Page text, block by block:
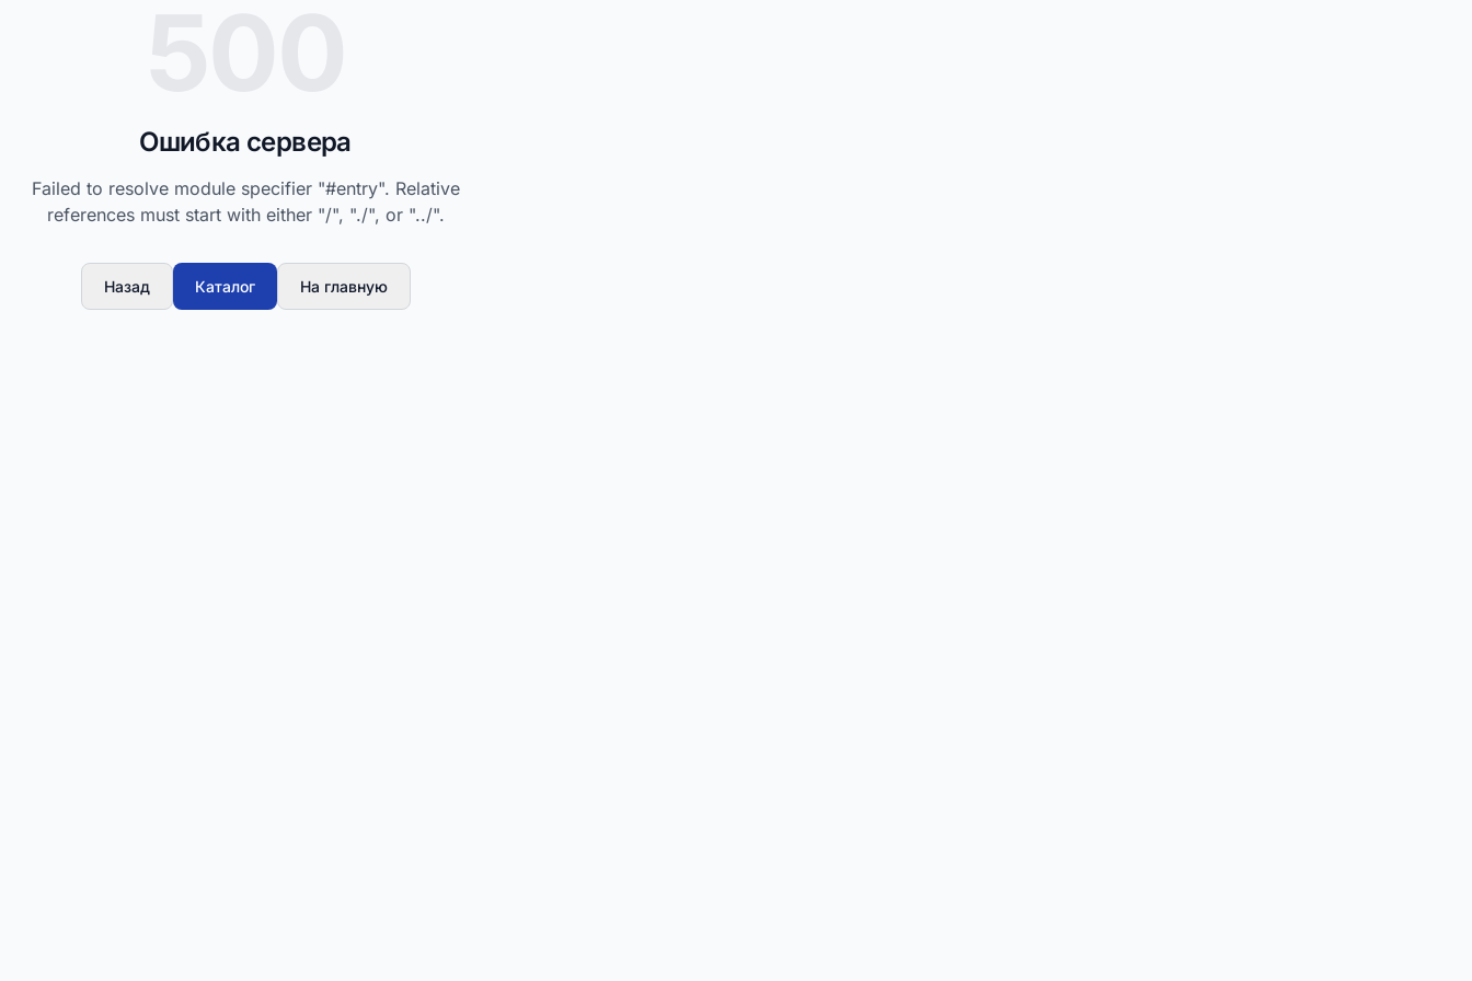
Ошибка сервера
Failed to resolve module specifier "#entry". Relative
references must start with either "/", "./", or "../".
Назад Каталог На главную